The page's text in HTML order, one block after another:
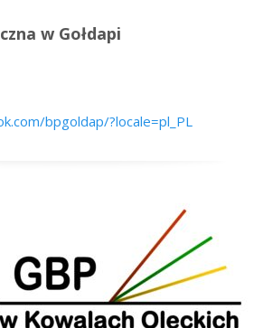
w Gołdapi
bpgoldap/?locale=pl_PL